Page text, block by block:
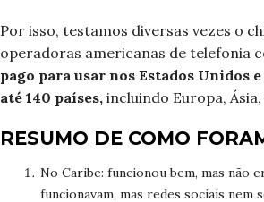
Por isso, testamos diversas vezes o
operadoras americanas de telefonia
pago para usar nos Estados Unidos
até 140 países, incluindo Europa,
RESUMO DE COMO
No Caribe: funcionou bem, mas não
funcionavam, mas redes sociais nem